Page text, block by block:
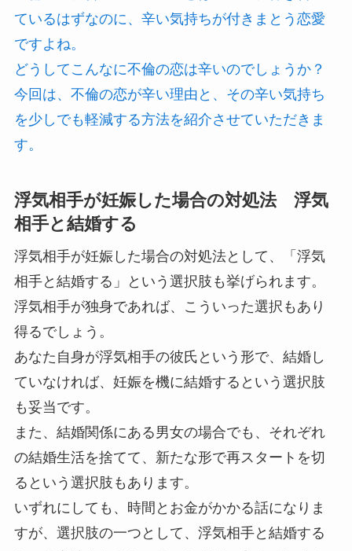
ているはずなのに、辛い気持ちが付きまとう恋愛
ですよね。
どうしてこんなに不倫の恋は辛いのでしょうか？
今回は、不倫の恋が辛い理由と、その辛い気持ち
を少しでも軽減する方法を紹介させていただきま
す。
浮気相手が妊娠した場合の対処法 浮気
相手と結婚する
浮気相手が妊娠した場合の対処法として、「浮気
相手と結婚する」という選択肢も挙げられます。
浮気相手が独身であれば、こういった選択もあり
得るでしょう。
あなた自身が浮気相手の彼氏という形で、結婚し
ていなければ、妊娠を機に結婚するという選択肢
も妥当です。
また、結婚関係にある男女の場合でも、それぞれ
の結婚生活を捨てて、新たな形で再スタートを切
るという選択肢もあります。
いずれにしても、時間とお金がかかる話になりま
すが、選択肢の一つとして、浮気相手と結婚する